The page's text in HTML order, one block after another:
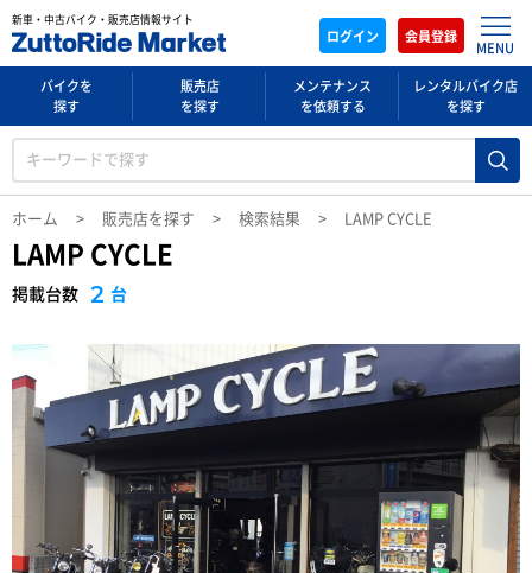
新車・中古バイク・販売店情報サイト
ログイン
会員登録
MENU
バイクを
探す
販売店
を探す
メンテナンス
を依頼する
レンタルバイク店
を探す
ホーム 販売店を探す 検索結果 LAMP CYCLE
LAMP CYCLE
掲載台数 2 台